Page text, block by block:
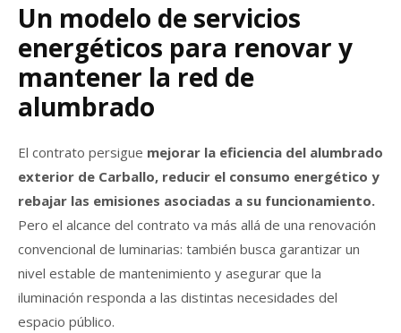
Un modelo de servicios
energéticos para renovar y
mantener la red de
alumbrado
El contrato persigue mejorar la eficiencia del alumbrado
exterior de Carballo, reducir el consumo energético y
rebajar las emisiones asociadas a su funcionamiento.
Pero el alcance del contrato va más allá de una renovación
convencional de luminarias: también busca garantizar un
nivel estable de mantenimiento y asegurar que la
iluminación responda a las distintas necesidades del
espacio público.